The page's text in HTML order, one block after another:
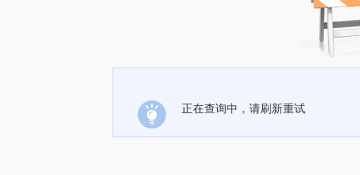
正在查询中，请刷新重试